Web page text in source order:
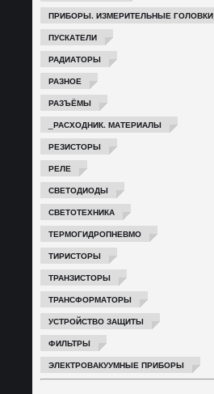
ПРИБОРЫ. ИЗМЕРИТЕЛЬНЫЕ ГОЛОВКИ
ПУСКАТЕЛИ
РАДИАТОРЫ
РАЗНОЕ
РАЗЪЁМЫ
_РАСХОДНИК. МАТЕРИАЛЫ
РЕЗИСТОРЫ
РЕЛЕ
СВЕТОДИОДЫ
СВЕТОТЕХНИКА
ТЕРМОГИДРОПНЕВМО
ТИРИСТОРЫ
ТРАНЗИСТОРЫ
ТРАНСФОРМАТОРЫ
УСТРОЙСТВО ЗАЩИТЫ
ФИЛЬТРЫ
ЭЛЕКТРОВАКУУМНЫЕ ПРИБОРЫ